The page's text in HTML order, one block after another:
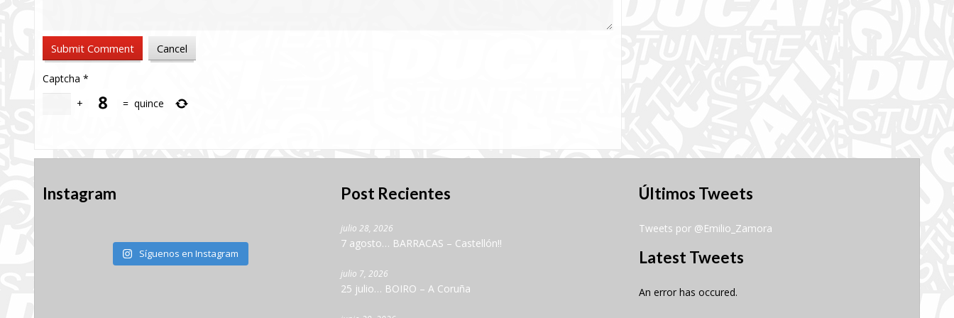
Captcha *
+
= quince
Instagram
Síguenos en Instagram
Post Recientes
julio 28, 2026
7 agosto… BARRACAS – Castellón!!
julio 7, 2026
25 julio… BOIRO – A Coruña
Últimos Tweets
Tweets por @Emilio_Zamora
Latest Tweets
An error has occured.